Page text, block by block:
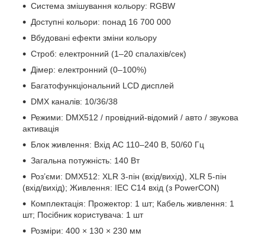
Система змішування кольору: RGBW
Доступні кольори: понад 16 700 000
Вбудовані ефекти зміни кольору
Строб: електронний (1–20 спалахів/сек)
Дімер: електронний (0–100%)
Багатофункціональний LCD дисплей
DMX каналів: 10/36/38
Режими: DMX512 / провідний-відомий / авто / звукова
активація
Блок живлення: Вхід AC 110–240 В, 50/60 Гц
Загальна потужність: 140 Вт
Роз’єми: DMX512: XLR 3-пін (вхід/вихід), XLR 5-пін
(вхід/вихід); Живлення: IEC C14 вхід (з PowerCON)
Комплектація: Прожектор: 1 шт; Кабель живлення: 1
шт; Посібник користувача: 1 шт
Розміри: 400 × 130 × 230 мм